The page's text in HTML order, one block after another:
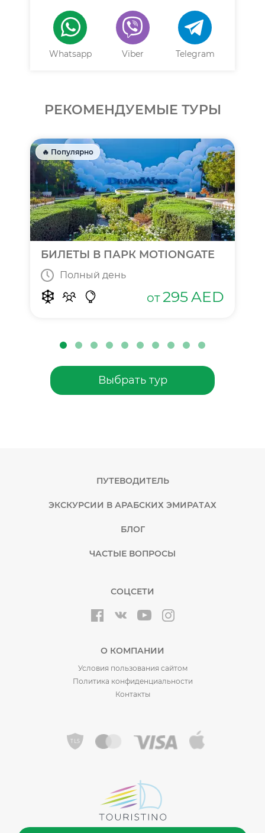
Whatsapp Viber Telegram
РЕКОМЕНДУЕМЫЕ ТУРЫ
🔥 Популярно
БИЛЕТЫ В ПАРК MOTIONGATE
Полный день
от 295AED
Выбрать тур
ПУТЕВОДИТЕЛЬ
ЭКСКУРСИИ В АРАБСКИХ ЭМИРАТАХ
БЛОГ
ЧАСТЫЕ ВОПРОСЫ
СОЦСЕТИ
О КОМПАНИИ
Условия пользования сайтом
Политика конфиденциальности
Контакты